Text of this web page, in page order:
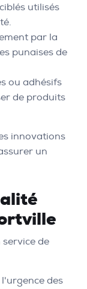
utilisés
par la
punaises de
ou adhésifs
de produits
innovations
un
de
des